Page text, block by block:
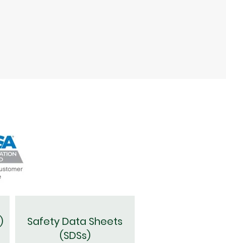
Safety Data Sheets
(SDSs)